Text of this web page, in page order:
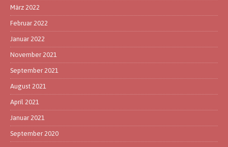
März 2022
Februar 2022
Januar 2022
November 2021
September 2021
August 2021
April 2021
Januar 2021
September 2020